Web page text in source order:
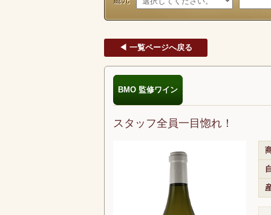
◀ 一覧ページへ戻る
BMO 監修ワイン
スタッフ全員一目惚れ！